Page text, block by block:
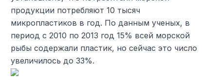
продукции потребляют 10 тысяч
микропластиков в год. По данным ученых, в
период с 2010 по 2013 год 15% всей морской
рыбы содержали пластик, но сейчас это число
увеличилось до 33%.